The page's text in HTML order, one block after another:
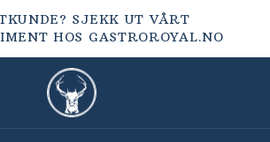
SJEKK UT VÅRT
HOS GASTROROYAL.NO